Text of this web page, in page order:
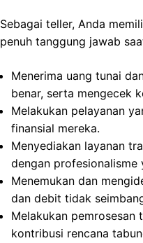
Sebagai teller, Anda
penuh tanggung jawab
Menerima uang tunai
benar, serta mengecek
Melakukan pelayanan
finansial mereka.
Menyediakan layanan
dengan profesionalisme
Menemukan dan
dan debit tidak
Melakukan
kontribusi rencana